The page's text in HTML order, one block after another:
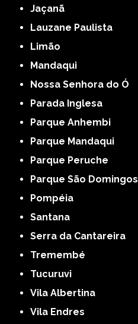
Jaçanã
Lauzane Paulista
Limão
Mandaqui
Nossa Senhora do Ó
Parada Inglesa
Parque Anhembi
Parque Mandaqui
Parque Peruche
Parque São Domingos
Pompéia
Santana
Serra da Cantareira
Tremembé
Tucuruvi
Vila Albertina
Vila Endres